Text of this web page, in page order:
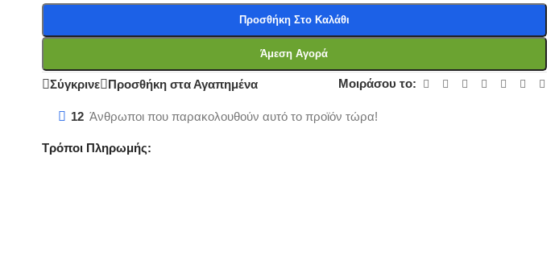
Προσθήκη Στο Καλάθι
Άμεση Αγορά
Σύγκρινε Προσθήκη στα Αγαπημένα Μοιράσου το:
12 Άνθρωποι που παρακολουθούν αυτό το προϊόν τώρα!
Τρόποι Πληρωμής: